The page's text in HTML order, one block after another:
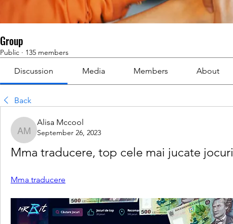
Group
Public · 135 members
Discussion Media Members About
Back
Alisa Mccool
Alisa Mccool
September 26, 2023
Mma traducere, top cele mai jucate jocuri
Mma traducere